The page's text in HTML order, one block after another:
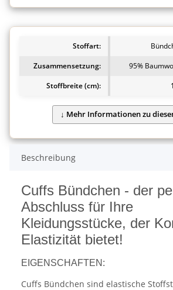
Stoffart:
Zusammensetzung:
95%
Stoffbreite (cm):
Beschreibung
Cuffs Bündchen - der
Abschluss für Ihre
Kleidungsstücke, der
Elastizität bietet!
EIGENSCHAFTEN:
Cuffs Bündchen sind elastische